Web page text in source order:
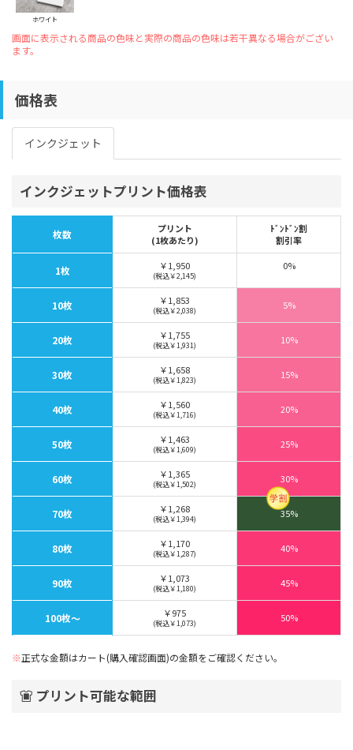
ホワイト
画面に表示される商品の色味と実際の商品の色味は若干異なる場合がござい
ます。
価格表
インクジェット
インクジェットプリント価格表
枚数
プリント
(1枚あたり)
ﾄﾞﾝﾄﾞﾝ割
割引率
1枚 ￥1,950
(税込￥2,145)
0%
10枚 ￥1,853
(税込￥2,038) 5%
20枚 ￥1,755
(税込￥1,931) 10%
30枚 ￥1,658
(税込￥1,823) 15%
40枚 ￥1,560
(税込￥1,716) 20%
50枚 ￥1,463
(税込￥1,609) 25%
60枚 ￥1,365
(税込￥1,502) 30%
70枚 ￥1,268
(税込￥1,394) 35%
80枚 ￥1,170
(税込￥1,287) 40%
90枚 ￥1,073
(税込￥1,180) 45%
100枚〜 ￥975
(税込￥1,073) 50%
※正式な金額はカート(購入確認画面)の金額をご確認ください。
プリント可能な範囲